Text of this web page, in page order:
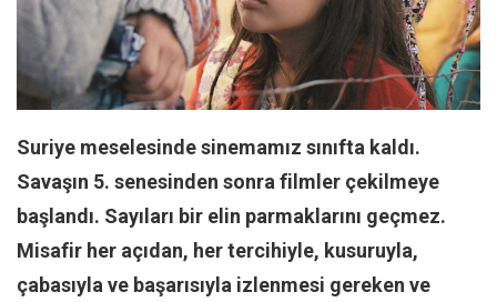
Facebook
Instagram
YouTube
Yazarlar
Kemal Özer
Mahmut Toptaş
Yvonne Ridley
Suriye meselesinde sinemamız sınıfta kaldı.
Savaşın 5. senesinden sonra filmler çekilmeye
başlandı. Sayıları bir elin parmaklarını geçmez.
Misafir her açıdan, her tercihiyle, kusuruyla,
çabasıyla ve başarısıyla izlenmesi gereken ve